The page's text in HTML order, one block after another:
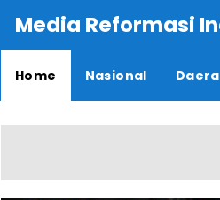
Media Reformasi
Home Nasional